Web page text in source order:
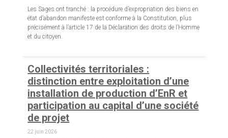
Les Sages ont tranché : la procédure d’expropriation des biens en
état d’abandon manifeste est conforme à la Constitution, plus
précisément à l’article 17 de la Déclaration des droits de l’Homme
et du citoyen.
Collectivités territoriales :
distinction entre exploitation d’une
installation de production d’EnR et
participation au capital d’une société
de projet
22 juin 2026